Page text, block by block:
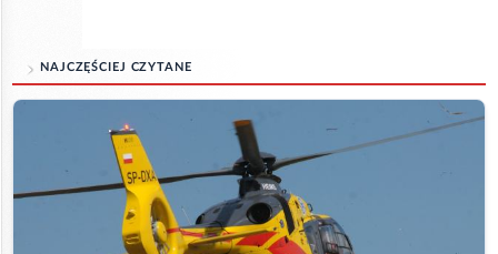
NAJCZĘŚCIEJ CZYTANE